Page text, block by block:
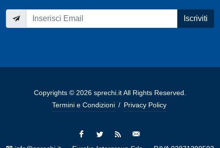
Iscriviti
Copyrights © 2026 sprechi.it All Rights Reserved.
Termini e Condizioni / Privacy Policy